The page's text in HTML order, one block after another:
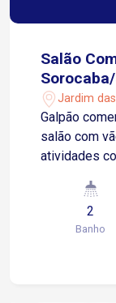
Salão
Jardim
Galpão
salão com
atividades
salão
metálicas
descarga
2
Banho